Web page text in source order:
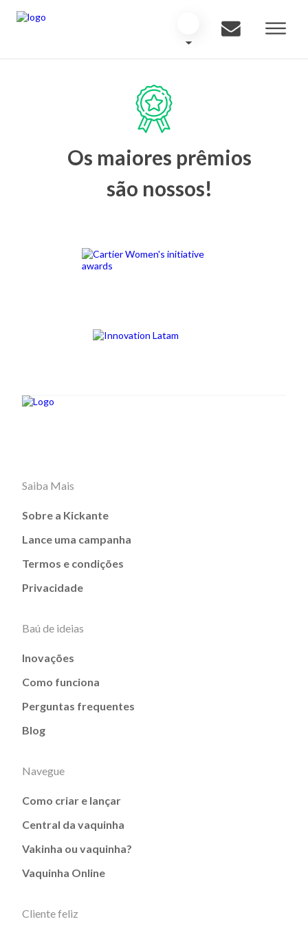
Os maiores prêmios
são nossos!
Saiba Mais
Sobre a Kickante
Lance uma campanha
Termos e condições
Privacidade
Baú de ideias
Inovações
Como funciona
Perguntas frequentes
Blog
Navegue
Como criar e lançar
Central da vaquinha
Vakinha ou vaquinha?
Vaquinha Online
Cliente feliz